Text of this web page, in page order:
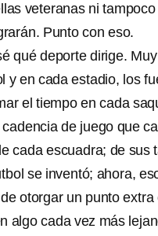
veteranas ni
Punto con eso.
qué deporte dirige.
y en cada estadio, los
el tiempo en cada
de juego que
cada escuadra; de sus
se inventó; ahora,
otorgar un punto
algo cada vez más